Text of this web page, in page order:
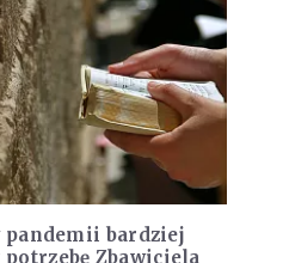
pandemii bardziej
potrzebę Zbawiciela